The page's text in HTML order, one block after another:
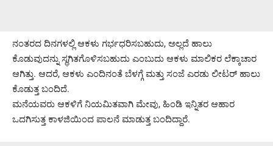
ನಂತರದ ದಿನಗಳಲ್ಲಿ ಆಕಳು ಗರ್ಭಧರಿಸಬಹುದು, ಅಲ್ಲದೆ ಹಾಲು
ಕೊಡುವುದನ್ನು ಸ್ಥಗಿತಗೊಳಿಸಬಹುದು ಎಂಬುದು ಆಕಳು ಮಾಲಿಕರ ಲೆಕ್ಕಾಚಾರ
ಆಗಿತ್ತು. ಆದರೆ, ಆಕಳು ಎಂದಿನಂತೆ ಬೆಳಗ್ಗೆ ಮತ್ತು ಸಂಜೆ ಎರಡು ಲೀಟರ್ ಹಾಲು
ಕೊಡುತ್ತ ಬಂದಿದೆ.
ಮನೆಯವರು ಆಕಳಿಗೆ ನಿಯಮಿತವಾಗಿ ಮೇವು, ಹಿಂಡಿ ಇನ್ನಿತರ ಆಹಾರ
ಒದಗಿಸುತ್ತ ಕಾಳಜಿಯಿಂದ ಪಾಲನೆ ಮಾಡುತ್ತ ಬಂದಿದ್ದಾರೆ.